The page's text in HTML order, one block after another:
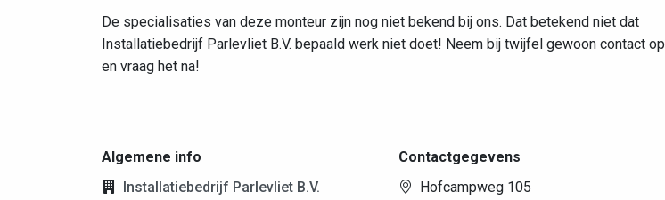
De specialisaties van deze monteur zijn nog niet bekend bij ons. Dat betekend niet dat
Installatiebedrijf Parlevliet B.V. bepaald werk niet doet! Neem bij twijfel gewoon contact op
en vraag het na!
Algemene info
Installatiebedrijf Parlevliet B.V.
Contactgegevens
Hofcampweg 105